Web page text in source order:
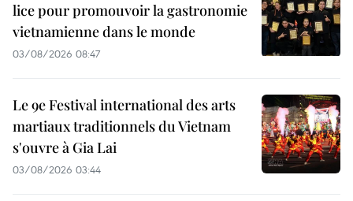
lice pour promouvoir la gastronomie
vietnamienne dans le monde
03/08/2026 08:47
Le 9e Festival international des arts
martiaux traditionnels du Vietnam
s'ouvre à Gia Lai
03/08/2026 03:44